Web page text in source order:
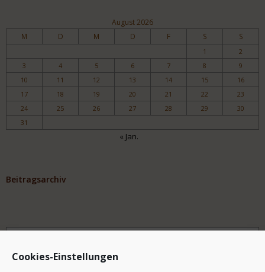
Cookies-Einstellungen
August 2026
M D M D F S S
1
2
3
4 5 6 7 8
9
10
11 12 13 14 15
16
17
18 19 20 21 22
23
24
25 26 27 28 29
30
31
« Jan.
Beitragsarchiv
Archiv